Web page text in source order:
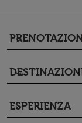
keyboard_arrow_down
keyboard_arrow_down
ESPERIENZA
keyboard_arrow_down